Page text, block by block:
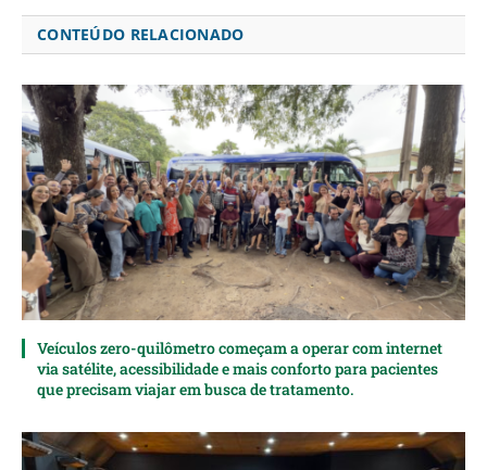
CONTEÚDO RELACIONADO
Veículos zero-quilômetro começam a operar com internet
via satélite, acessibilidade e mais conforto para pacientes
que precisam viajar em busca de tratamento.